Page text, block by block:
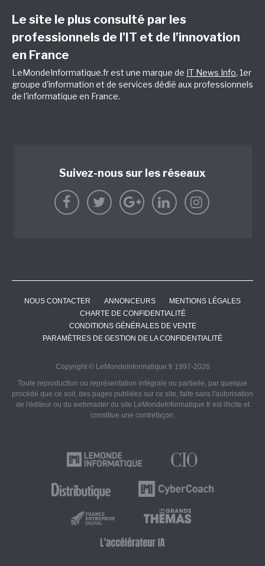
Le site le plus consulté par les
professionnels de l’IT et de l’innovation
en France
LeMondeInformatique.fr est une marque de IT News Info, 1er
groupe d'information et de services dédié aux professionnels
de l'informatique en France.
Suivez-nous sur les réseaux
NOUS CONTACTER ANNONCEURS
MENTIONS LÉGALES
CHARTE DE CONFIDENTIALITÉ
CONDITIONS GÉNÉRALES DE VENTE
PARAMÈTRES DE GESTION DE LA CONFIDENTIALITÉ
Copyright © LeMondeInformatique.fr 1997-2026
Toute reproduction ou représentation intégrale ou partielle, par quelque
procédé que ce soit, des pages publiées sur ce site, faite sans l'autorisation
de l'éditeur ou du webmaster du site LeMondeInformatique.fr est illicite et
constitue une contrefaçon.